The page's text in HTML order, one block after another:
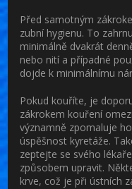
Před samotným
zubní hygienu. To
minimálně dvakrát
nebo nití a případné
dojde k minimálnímu
Pokud kouříte, je
zákrokem kouření
významně zpomaluje
úspěšnost kyretáže.
zeptejte se svého
způsobem upravit.
krve, což je při ústních